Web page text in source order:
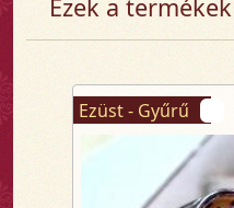
Ezek a
Ezüst - Gyűrű